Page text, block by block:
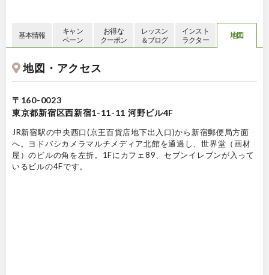
基本情報
キャン
ペーン
お得な
クーポン
レッスン
＆ブログ
インスト
ラクター
地図
地図・アクセス
〒160-0023
東京都新宿区西新宿1-11-11 河野ビル4F
JR新宿駅の中央西口(京王百貨店地下出入口)から新宿郵便局方面
へ。ヨドバシカメラマルチメディア北館を通過し、世界堂（画材
屋）のビルの角を左折。1Fにカフェ89、セブンイレブンが入って
いるビルの4Fです。